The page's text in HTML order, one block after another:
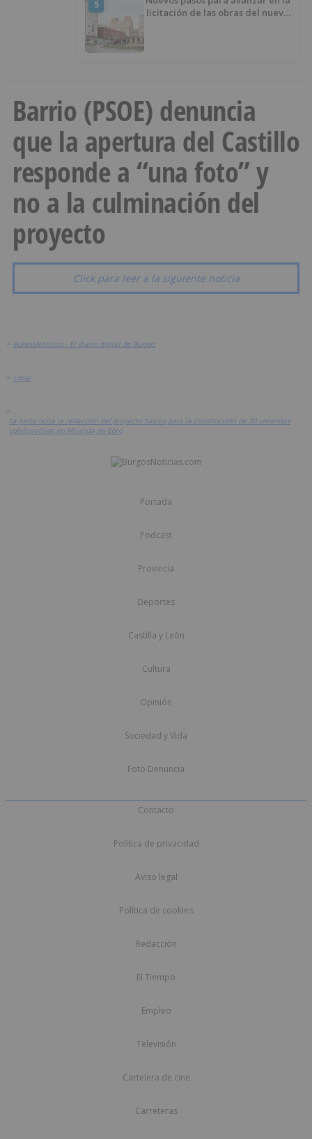
5
licitación de las obras del nuevo
Barrio (PSOE) denuncia
que la apertura del Castillo
responde a “una foto” y
no a la culminación del
proyecto
Click para leer a la siguiente noticia
> BurgosNoticias - El diario digital de Burgos
> Local
>
La Junta licita la redacción del proyecto básico para la construcción de 30 viviendas
colaborativas en Miranda de Ebro
Portada
Podcast
Provincia
Deportes
Castilla y León
Cultura
Opinión
Sociedad y Vida
Foto Denuncia
Contacto
Política de privacidad
Aviso legal
Política de cookies
Redacción
El Tiempo
Empleo
Televisión
Cartelera de cine
Carreteras